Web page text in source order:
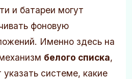
и батареи могут
фоновую
Именно здесь на
белого списка,
указать системе, какие